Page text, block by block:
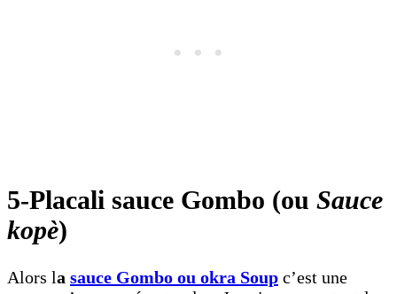
5-Placali sauce Gombo (ou Sauce
kopè)
Alors la sauce Gombo ou okra Soup c’est une